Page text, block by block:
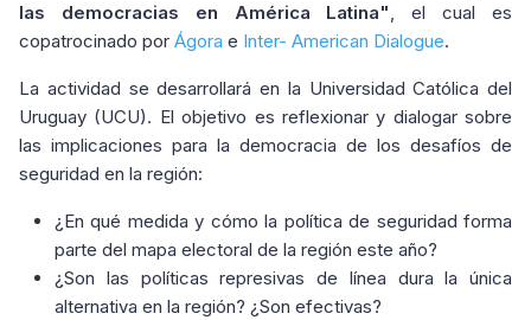
las democracias en América Latina", el cual es
copatrocinado por Ágora e Inter- American Dialogue.
La actividad se desarrollará en la Universidad Católica del
Uruguay (UCU). El objetivo es reflexionar y dialogar sobre
las implicaciones para la democracia de los desafíos de
seguridad en la región:
¿En qué medida y cómo la política de seguridad forma
parte del mapa electoral de la región este año?
¿Son las políticas represivas de línea dura la única
alternativa en la región? ¿Son efectivas?